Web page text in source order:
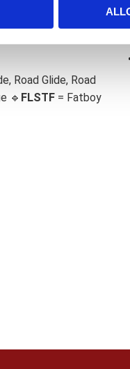
Road Glide, Road
🔹 FLSTF = Fatboy